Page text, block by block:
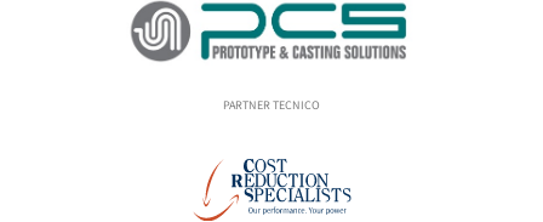
PARTNER TECNICO